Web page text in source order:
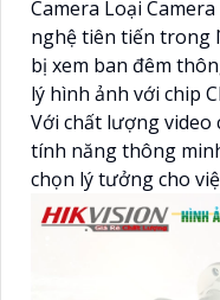
Camera Loại Camera
nghệ tiên tiến trong
bị xem ban đêm
lý hình ảnh với chip
Với chất lượng video
tính năng thông
chọn lý tưởng cho